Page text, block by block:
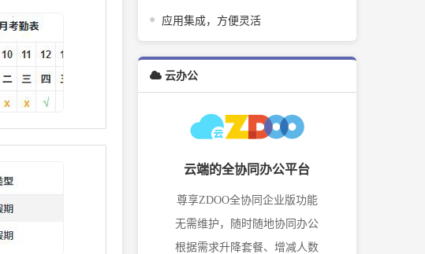
应用集成，方便灵活
云办公
云端的全协同办公平台
尊享ZDOO全协同企业版功能
无需维护，随时随地协同办公
根据需求升降套餐、增减人数